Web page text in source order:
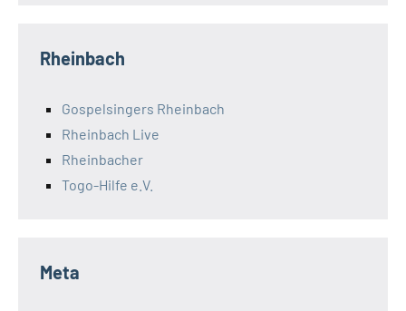
Rheinbach
Gospelsingers Rheinbach
Rheinbach Live
Rheinbacher
Togo-Hilfe e.V.
Meta